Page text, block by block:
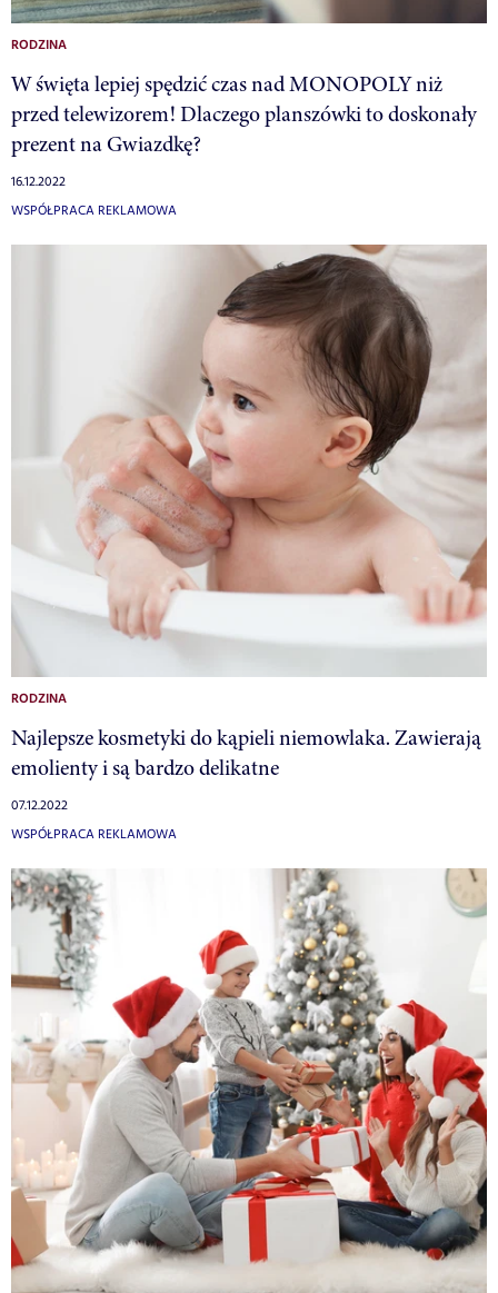
RODZINA
W święta lepiej spędzić czas nad MONOPOLY niż
przed telewizorem! Dlaczego planszówki to doskonały
prezent na Gwiazdkę?
16.12.2022
WSPÓŁPRACA REKLAMOWA
RODZINA
Najlepsze kosmetyki do kąpieli niemowlaka. Zawierają
emolienty i są bardzo delikatne
07.12.2022
WSPÓŁPRACA REKLAMOWA